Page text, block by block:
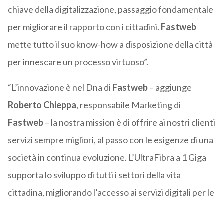
chiave della digitalizzazione, passaggio fondamentale
per migliorare il rapporto con i cittadini. Fastweb
mette tutto il suo know-how a disposizione della città
per innescare un processo virtuoso”.
“L’innovazione è nel Dna di Fastweb– aggiunge
Roberto Chieppa, responsabile Marketing di
Fastweb– la nostra mission è di offrire ai nostri clienti
servizi sempre migliori, al passo con le esigenze di una
società in continua evoluzione. L’UltraFibra a 1 Giga
supporta lo sviluppo di tutti i settori della vita
cittadina, migliorando l’accesso ai servizi digitali per le